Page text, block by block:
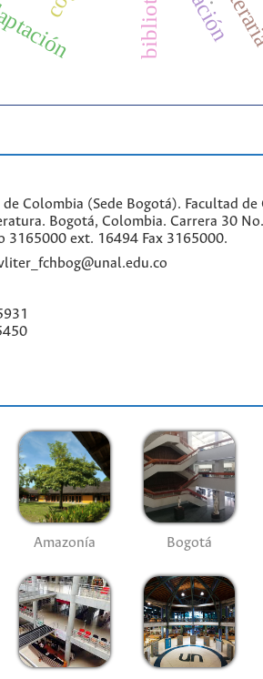
.
Colombia (Sede Bogotá). Facultad de
Bogotá, Colombia. Carrera 30
3165000 ext. 16494 Fax 3165000.
Amazonía Bogotá